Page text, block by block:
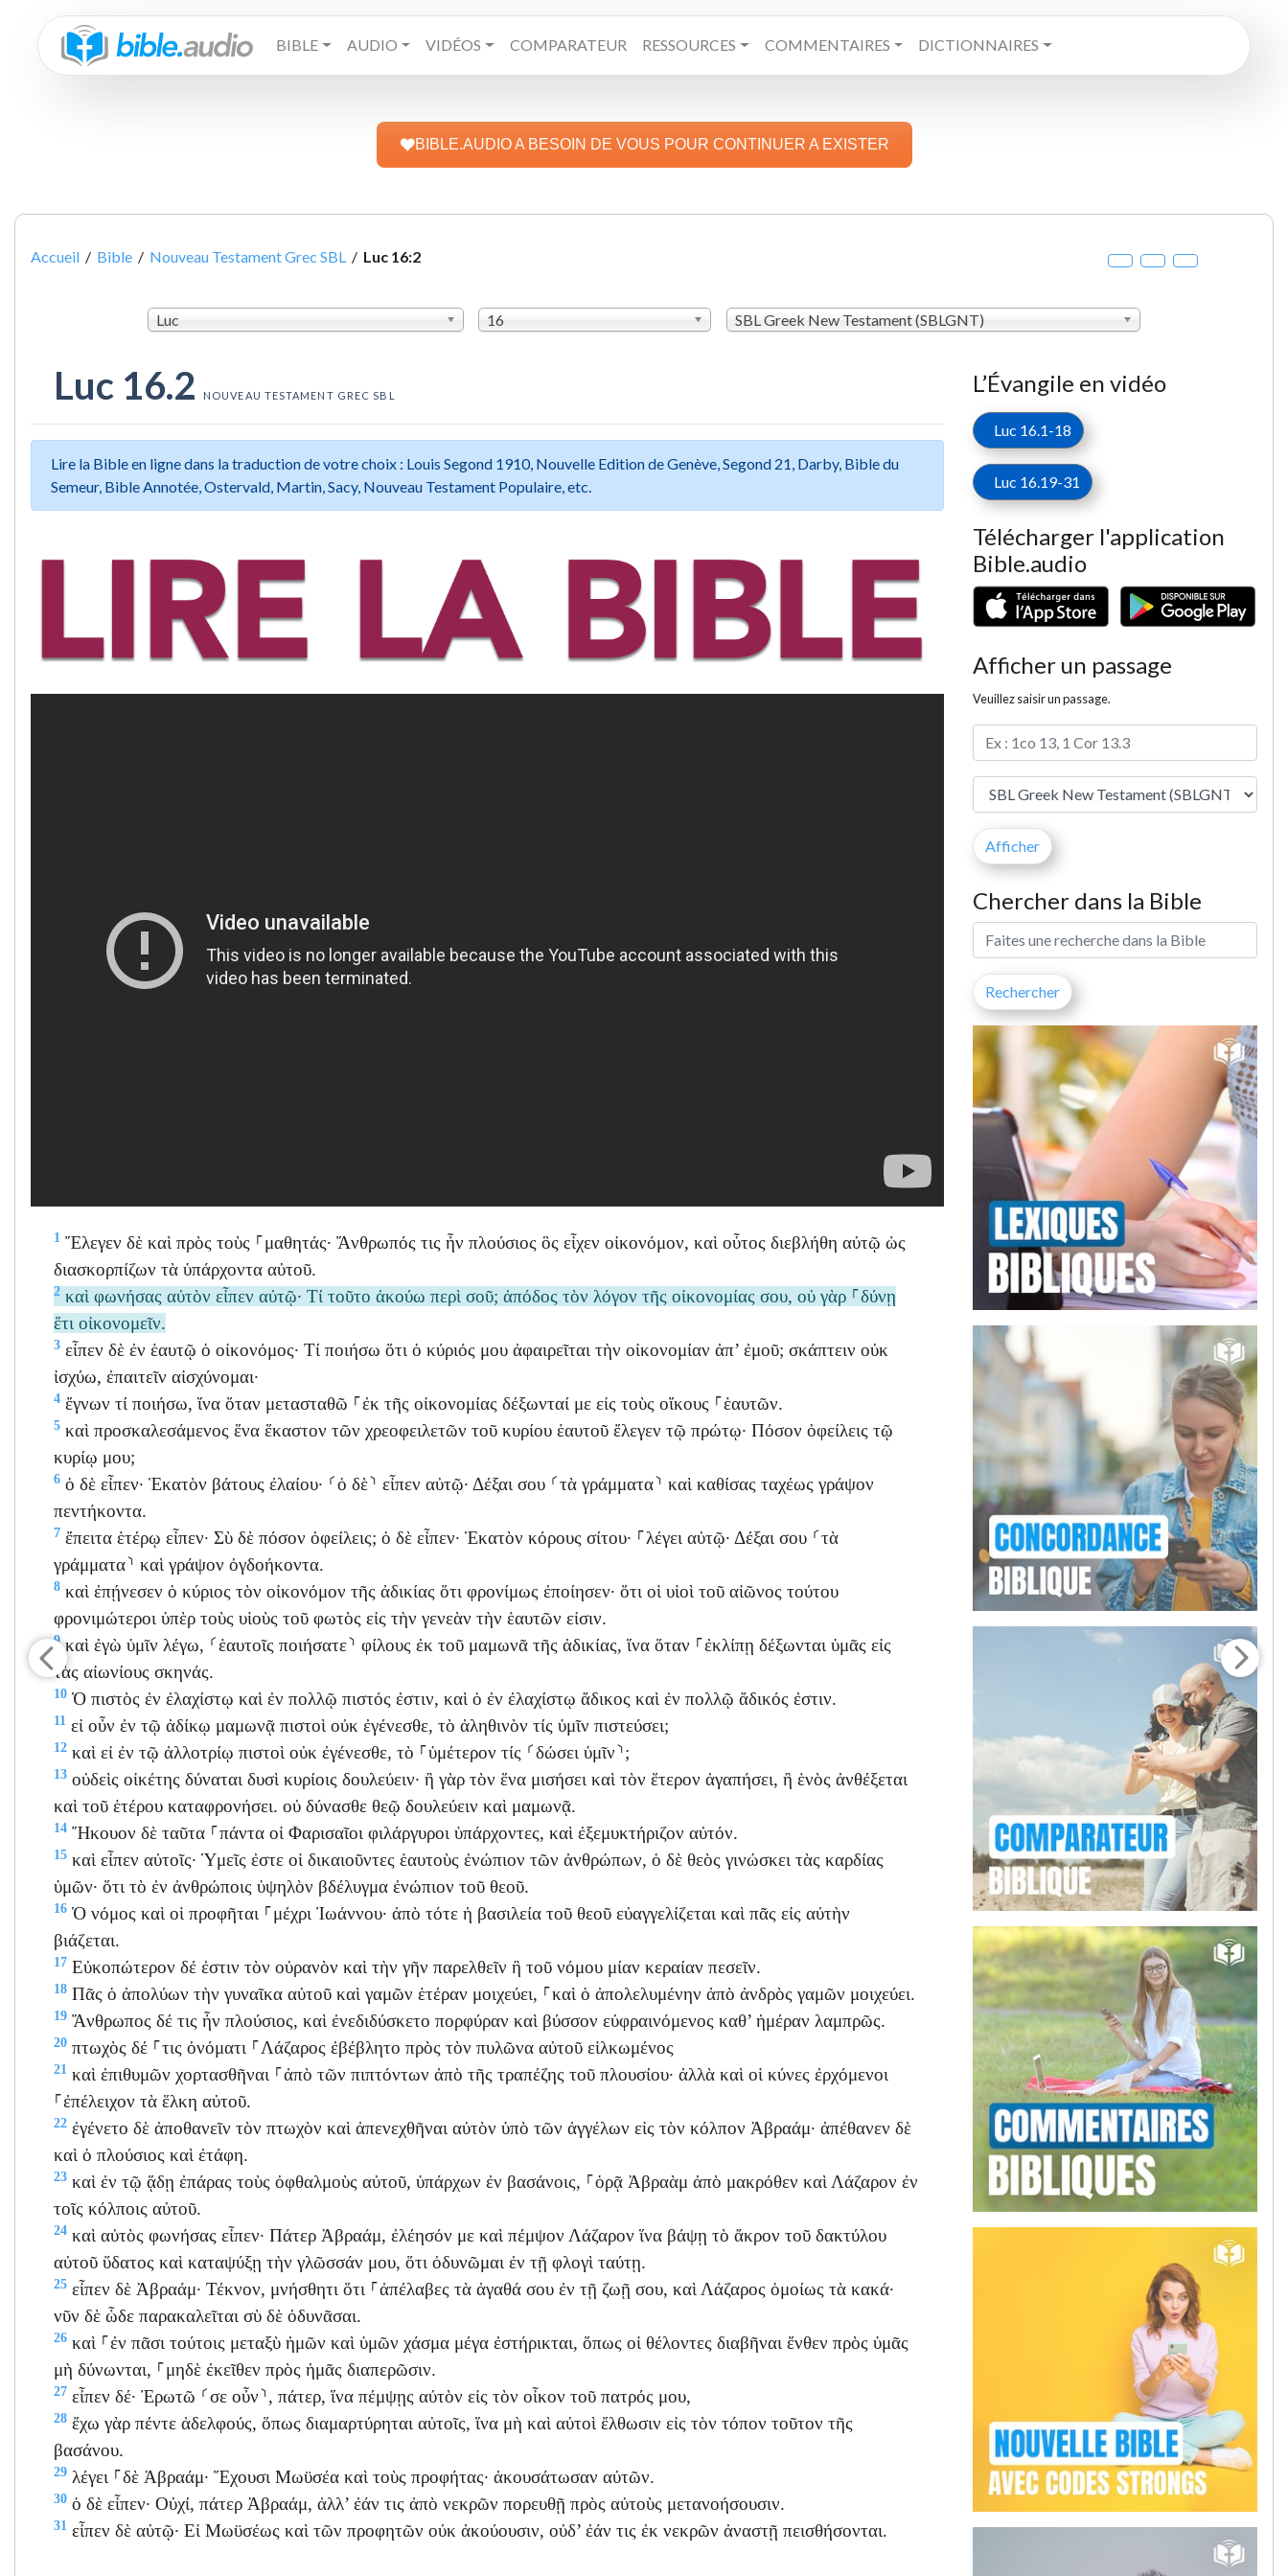
BIBLE AUDIO VIDÉOS COMPARATEUR RESSOURCES COMMENTAIRES DICTIONNAIRES
BIBLE.AUDIO A BESOIN DE VOUS POUR CONTINUER A EXISTER
Accueil / Bible / Nouveau Testament Grec SBL / Luc 16:2
Luc 16 SBL Greek New Testament (SBLGNT)
Luc 16.2 NOUVEAU TESTAMENT GREC SBL
Lire la Bible en ligne dans la traduction de votre choix : Louis Segond 1910, Nouvelle Edition de Genève, Segond 21, Darby, Bible du
Semeur, Bible Annotée, Ostervald, Martin, Sacy, Nouveau Testament Populaire, etc.
1 Ἔλεγεν δὲ καὶ πρὸς τοὺς ⸀μαθητάς· Ἄνθρωπός τις ἦν πλούσιος ὃς εἶχεν οἰκονόμον, καὶ οὗτος διεβλήθη αὐτῷ ὡς
διασκορπίζων τὰ ὑπάρχοντα αὐτοῦ.
2 καὶ φωνήσας αὐτὸν εἶπεν αὐτῷ· Τί τοῦτο ἀκούω περὶ σοῦ; ἀπόδος τὸν λόγον τῆς οἰκονομίας σου, οὐ γὰρ ⸀δύνῃ
ἔτι οἰκονομεῖν.
3 εἶπεν δὲ ἐν ἑαυτῷ ὁ οἰκονόμος· Τί ποιήσω ὅτι ὁ κύριός μου ἀφαιρεῖται τὴν οἰκονομίαν ἀπ’ ἐμοῦ; σκάπτειν οὐκ
ἰσχύω, ἐπαιτεῖν αἰσχύνομαι·
4 ἔγνων τί ποιήσω, ἵνα ὅταν μετασταθῶ ⸀ἐκ τῆς οἰκονομίας δέξωνταί με εἰς τοὺς οἴκους ⸀ἑαυτῶν.
5 καὶ προσκαλεσάμενος ἕνα ἕκαστον τῶν χρεοφειλετῶν τοῦ κυρίου ἑαυτοῦ ἔλεγεν τῷ πρώτῳ· Πόσον ὀφείλεις τῷ
κυρίῳ μου;
6 ὁ δὲ εἶπεν· Ἑκατὸν βάτους ἐλαίου· ⸂ὁ δὲ⸃ εἶπεν αὐτῷ· Δέξαι σου ⸂τὰ γράμματα⸃ καὶ καθίσας ταχέως γράψον
πεντήκοντα.
7 ἔπειτα ἑτέρῳ εἶπεν· Σὺ δὲ πόσον ὀφείλεις; ὁ δὲ εἶπεν· Ἑκατὸν κόρους σίτου· ⸀λέγει αὐτῷ· Δέξαι σου ⸂τὰ
γράμματα⸃ καὶ γράψον ὀγδοήκοντα.
8 καὶ ἐπῄνεσεν ὁ κύριος τὸν οἰκονόμον τῆς ἀδικίας ὅτι φρονίμως ἐποίησεν· ὅτι οἱ υἱοὶ τοῦ αἰῶνος τούτου
φρονιμώτεροι ὑπὲρ τοὺς υἱοὺς τοῦ φωτὸς εἰς τὴν γενεὰν τὴν ἑαυτῶν εἰσιν.
9καὶ ἐγὼ ὑμῖν λέγω, ⸂ἑαυτοῖς ποιήσατε⸃ φίλους ἐκ τοῦ μαμωνᾶ τῆς ἀδικίας, ἵνα ὅταν ⸀ἐκλίπῃ δέξωνται ὑμᾶς εἰς
τὰς αἰωνίους σκηνάς.
10 Ὁ πιστὸς ἐν ἐλαχίστῳ καὶ ἐν πολλῷ πιστός ἐστιν, καὶ ὁ ἐν ἐλαχίστῳ ἄδικος καὶ ἐν πολλῷ ἄδικός ἐστιν.
11 εἰ οὖν ἐν τῷ ἀδίκῳ μαμωνᾷ πιστοὶ οὐκ ἐγένεσθε, τὸ ἀληθινὸν τίς ὑμῖν πιστεύσει;
12 καὶ εἰ ἐν τῷ ἀλλοτρίῳ πιστοὶ οὐκ ἐγένεσθε, τὸ ⸀ὑμέτερον τίς ⸂δώσει ὑμῖν⸃;
13 οὐδεὶς οἰκέτης δύναται δυσὶ κυρίοις δουλεύειν· ἢ γὰρ τὸν ἕνα μισήσει καὶ τὸν ἕτερον ἀγαπήσει, ἢ ἑνὸς ἀνθέξεται
καὶ τοῦ ἑτέρου καταφρονήσει. οὐ δύνασθε θεῷ δουλεύειν καὶ μαμωνᾷ.
14 Ἤκουον δὲ ταῦτα ⸀πάντα οἱ Φαρισαῖοι φιλάργυροι ὑπάρχοντες, καὶ ἐξεμυκτήριζον αὐτόν.
15 καὶ εἶπεν αὐτοῖς· Ὑμεῖς ἐστε οἱ δικαιοῦντες ἑαυτοὺς ἐνώπιον τῶν ἀνθρώπων, ὁ δὲ θεὸς γινώσκει τὰς καρδίας
ὑμῶν· ὅτι τὸ ἐν ἀνθρώποις ὑψηλὸν βδέλυγμα ἐνώπιον τοῦ θεοῦ.
16 Ὁ νόμος καὶ οἱ προφῆται ⸀μέχρι Ἰωάννου· ἀπὸ τότε ἡ βασιλεία τοῦ θεοῦ εὐαγγελίζεται καὶ πᾶς εἰς αὐτὴν
βιάζεται.
17 Εὐκοπώτερον δέ ἐστιν τὸν οὐρανὸν καὶ τὴν γῆν παρελθεῖν ἢ τοῦ νόμου μίαν κεραίαν πεσεῖν.
18 Πᾶς ὁ ἀπολύων τὴν γυναῖκα αὐτοῦ καὶ γαμῶν ἑτέραν μοιχεύει, ⸀καὶ ὁ ἀπολελυμένην ἀπὸ ἀνδρὸς γαμῶν μοιχεύει.
19 Ἄνθρωπος δέ τις ἦν πλούσιος, καὶ ἐνεδιδύσκετο πορφύραν καὶ βύσσον εὐφραινόμενος καθ’ ἡμέραν λαμπρῶς.
20 πτωχὸς δέ ⸀τις ὀνόματι ⸀Λάζαρος ἐβέβλητο πρὸς τὸν πυλῶνα αὐτοῦ εἱλκωμένος
21 καὶ ἐπιθυμῶν χορτασθῆναι ⸀ἀπὸ τῶν πιπτόντων ἀπὸ τῆς τραπέζης τοῦ πλουσίου· ἀλλὰ καὶ οἱ κύνες ἐρχόμενοι
⸀ἐπέλειχον τὰ ἕλκη αὐτοῦ.
22 ἐγένετο δὲ ἀποθανεῖν τὸν πτωχὸν καὶ ἀπενεχθῆναι αὐτὸν ὑπὸ τῶν ἀγγέλων εἰς τὸν κόλπον Ἀβραάμ· ἀπέθανεν δὲ
καὶ ὁ πλούσιος καὶ ἐτάφη.
23 καὶ ἐν τῷ ᾅδῃ ἐπάρας τοὺς ὀφθαλμοὺς αὐτοῦ, ὑπάρχων ἐν βασάνοις, ⸀ὁρᾷ Ἀβραὰμ ἀπὸ μακρόθεν καὶ Λάζαρον ἐν
τοῖς κόλποις αὐτοῦ.
24 καὶ αὐτὸς φωνήσας εἶπεν· Πάτερ Ἀβραάμ, ἐλέησόν με καὶ πέμψον Λάζαρον ἵνα βάψῃ τὸ ἄκρον τοῦ δακτύλου
αὐτοῦ ὕδατος καὶ καταψύξῃ τὴν γλῶσσάν μου, ὅτι ὀδυνῶμαι ἐν τῇ φλογὶ ταύτῃ.
25 εἶπεν δὲ Ἀβραάμ· Τέκνον, μνήσθητι ὅτι ⸀ἀπέλαβες τὰ ἀγαθά σου ἐν τῇ ζωῇ σου, καὶ Λάζαρος ὁμοίως τὰ κακά·
νῦν δὲ ὧδε παρακαλεῖται σὺ δὲ ὀδυνᾶσαι.
26 καὶ ⸀ἐν πᾶσι τούτοις μεταξὺ ἡμῶν καὶ ὑμῶν χάσμα μέγα ἐστήρικται, ὅπως οἱ θέλοντες διαβῆναι ἔνθεν πρὸς ὑμᾶς
μὴ δύνωνται, ⸀μηδὲ ἐκεῖθεν πρὸς ἡμᾶς διαπερῶσιν.
27 εἶπεν δέ· Ἐρωτῶ ⸂σε οὖν⸃, πάτερ, ἵνα πέμψῃς αὐτὸν εἰς τὸν οἶκον τοῦ πατρός μου,
28 ἔχω γὰρ πέντε ἀδελφούς, ὅπως διαμαρτύρηται αὐτοῖς, ἵνα μὴ καὶ αὐτοὶ ἔλθωσιν εἰς τὸν τόπον τοῦτον τῆς
βασάνου.
29 λέγει ⸀δὲ Ἀβραάμ· Ἔχουσι Μωϋσέα καὶ τοὺς προφήτας· ἀκουσάτωσαν αὐτῶν.
30 ὁ δὲ εἶπεν· Οὐχί, πάτερ Ἀβραάμ, ἀλλ’ ἐάν τις ἀπὸ νεκρῶν πορευθῇ πρὸς αὐτοὺς μετανοήσουσιν.
31 εἶπεν δὲ αὐτῷ· Εἰ Μωϋσέως καὶ τῶν προφητῶν οὐκ ἀκούουσιν, οὐδ’ ἐάν τις ἐκ νεκρῶν ἀναστῇ πεισθήσονται.
L’Évangile en vidéo
Luc 16.1-18
Luc 16.19-31
Télécharger l'application
Bible.audio
Afficher un passage
Veuillez saisir un passage.
Chercher dans la Bible